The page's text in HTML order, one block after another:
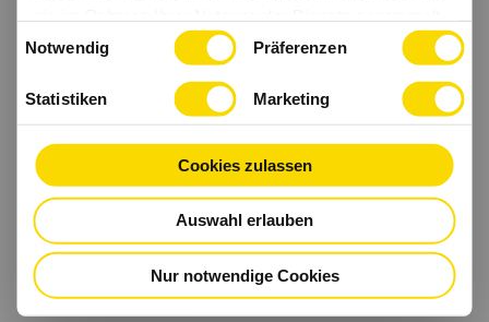
haben.
Notwendig Präferenzen
Statistiken Marketing
Cookies zulassen
Auswahl erlauben
Nur notwendige Cookies